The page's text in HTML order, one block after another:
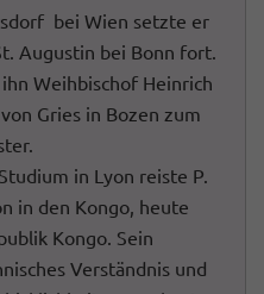
bei Wien setzte er
Augustin bei Bonn fort.
Weihbischof Heinrich
Gries in Bozen zum
in Lyon reiste P.
in den Kongo, heute
Kongo. Sein
Verständnis und